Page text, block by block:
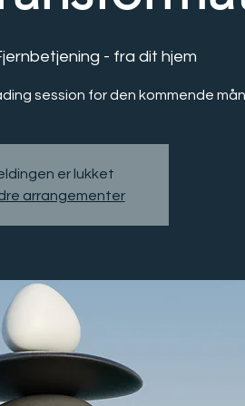
- fra dit hjem
session for den kommende
er lukket
arrangementer